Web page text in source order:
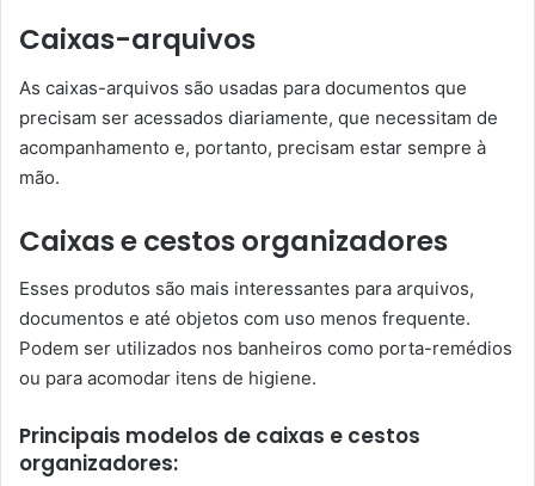
Caixas-arquivos
As caixas-arquivos são usadas para documentos que
precisam ser acessados diariamente, que necessitam de
acompanhamento e, portanto, precisam estar sempre à
mão.
Caixas e cestos organizadores
Esses produtos são mais interessantes para arquivos,
documentos e até objetos com uso menos frequente.
Podem ser utilizados nos banheiros como porta-remédios
ou para acomodar itens de higiene.
Principais modelos de caixas e cestos
organizadores: